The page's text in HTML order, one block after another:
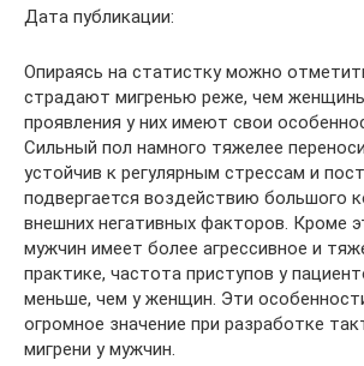
Дата публикации:
Опираясь на статистку можно
страдают мигренью реже, чем
проявления у них имеют свои
Сильный пол намного тяжелее
устойчив к регулярным стрессам и
подвергается воздействию большого
внешних негативных факторов. Кроме
мужчин имеет более агрессивное и
практике, частота приступов у
меньше, чем у женщин. Эти
огромное значение при разработке
мигрени у мужчин.